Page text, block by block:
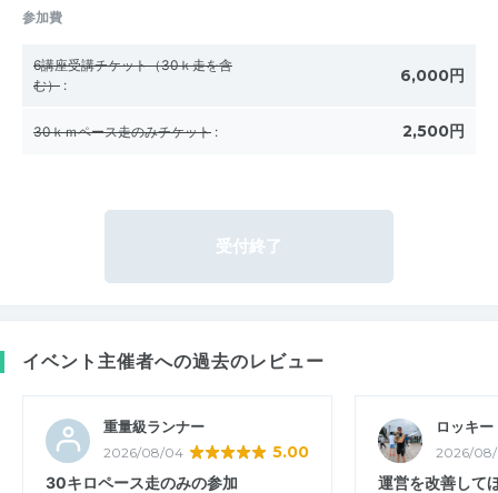
参加費
6講座受講チケット（30ｋ走を含
む） : 6,000円
30ｋｍペース走のみチケット : 2,500円
受付終了
イベント主催者への過去のレビュー
重量級ランナー
2026/08/04 5.00
30キロペース走のみの参加
ロッキ
2026/
運営を改善して